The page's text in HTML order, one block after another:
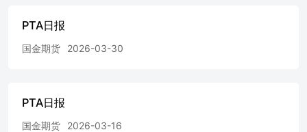
告。 未经建信期货书面授权任何机构或个人不得以翻版引
司同意进行引用、刊发的，须在授权范围内使用，并注明出
宗商品业务部 总部专业机构投资者事业部 地址：上海市浦
东新区银城路99号（建行大厦）5楼电话：021-60635548邮
编：200120 地址：上海市浦东新区银城路99号（建行大
PTA日报
国金期货 2026-03-30
PTA日报
国金期货 2026-03-16